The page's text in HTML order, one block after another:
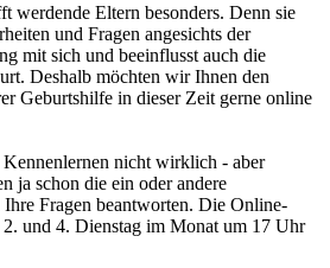
werdende Eltern besonders. Denn sie
und Fragen angesichts der
mit sich und beeinflusst auch die
Deshalb möchten wir Ihnen den
Geburtshilfe in dieser Zeit gerne online
Kennenlernen nicht wirklich - aber
ja schon die ein oder andere
Fragen beantworten. Die Online-
und 4. Dienstag im Monat um 17 Uhr